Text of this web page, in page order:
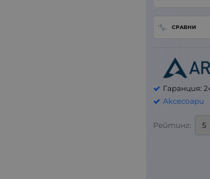
СРАВНИ
Гаранция:
Аксесоари
Рейтинг: